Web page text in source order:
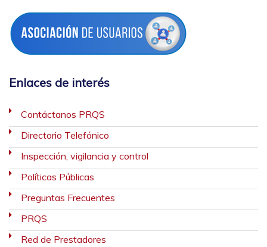
Enlaces de interés
Contáctanos PRQS
Directorio Telefónico
Inspección, vigilancia y control
Políticas Públicas
Preguntas Frecuentes
PRQS
Red de Prestadores